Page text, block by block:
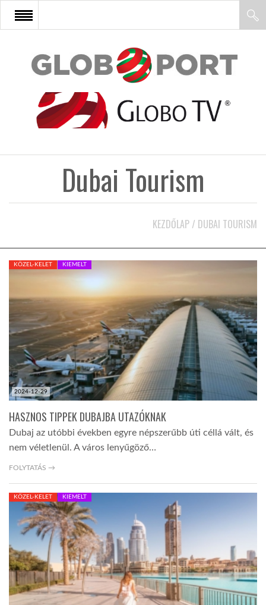
FŐOLDAL
AFRIKA
AUSZTRÁLIA
A VILÁG ITTHON
GLOBOTV BP
HÍR3D
TROPICALMAGAZIN
GLOBOTV
Dubai Tourism
KEZDŐLAP / DUBAI TOURISM
2024-12-29
KÖZEL-KELET KIEMELT
HASZNOS TIPPEK DUBAJBA UTAZÓKNAK
Dubaj az utóbbi években egyre népszerűbb úti céllá vált, és
nem véletlenül. A város lenyűgöző…
FOLYTATÁS →
KÖZEL-KELET KIEMELT